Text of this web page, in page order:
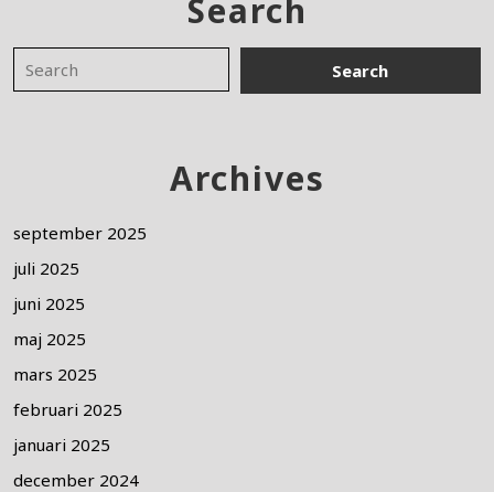
Search
Archives
september 2025
juli 2025
juni 2025
maj 2025
mars 2025
februari 2025
januari 2025
december 2024